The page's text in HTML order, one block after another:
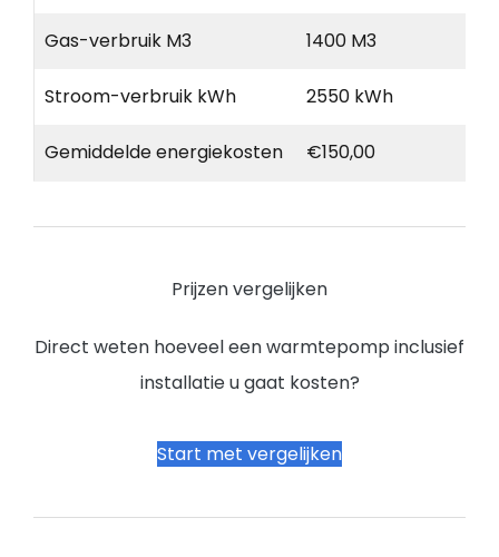
Gas-verbruik M3 1400 M3
Stroom-verbruik kWh 2550 kWh
Gemiddelde energiekosten €150,00
Prijzen vergelijken
Direct weten hoeveel een warmtepomp inclusief
installatie u gaat kosten?
Start met vergelijken